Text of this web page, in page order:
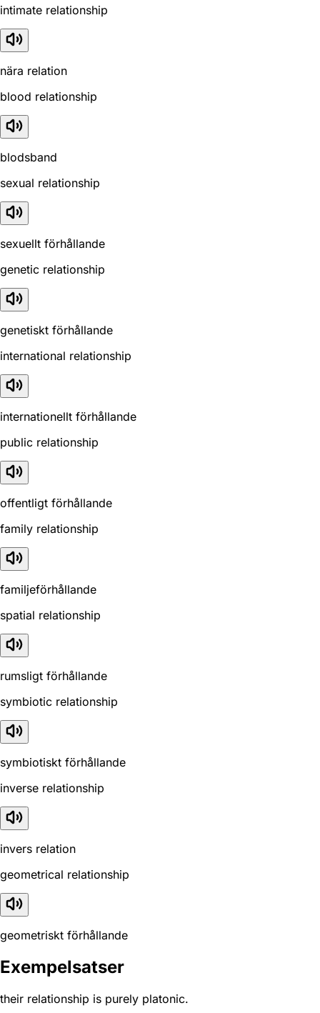
intimate relationship
nära relation
blood relationship
blodsband
sexual relationship
sexuellt förhållande
genetic relationship
genetiskt förhållande
international relationship
internationellt förhållande
public relationship
offentligt förhållande
family relationship
familjeförhållande
spatial relationship
rumsligt förhållande
symbiotic relationship
symbiotiskt förhållande
inverse relationship
invers relation
geometrical relationship
geometriskt förhållande
Exempelsatser
their relationship is purely platonic.